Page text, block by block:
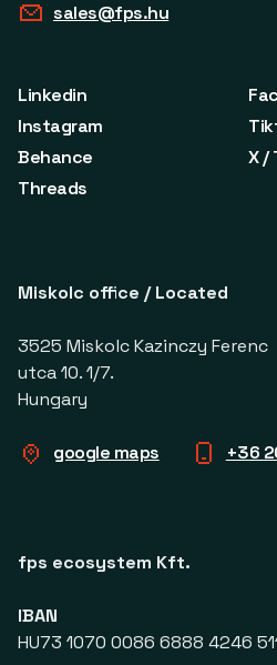
sales@fps.hu
Linkedin
Instagram
Behance
X /
Threads
Miskolc office / Located
3525 Miskolc Kazinczy Ferenc
utca 10. 1/7.
Hungary
google maps +36
fps ecosystem Kft.
IBAN
HU73 1070 0086 6888 4246